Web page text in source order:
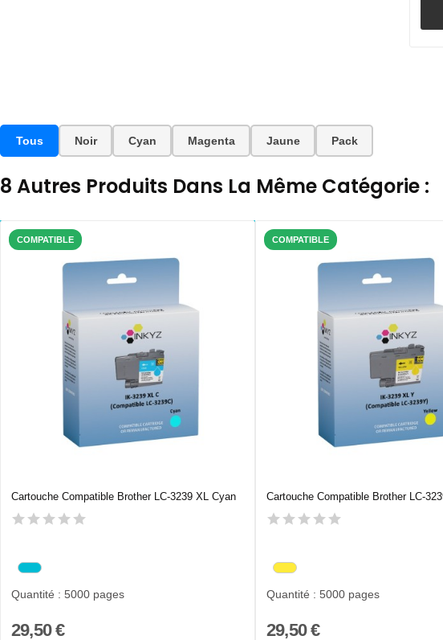
Tous Noir Cyan Magenta Jaune Pack
8 Autres Produits Dans La Même Catégorie :
COMPATIBLE
Cartouche Compatible Brother LC-3239 XL Cyan
Quantité : 5000 pages
29,50 €
COMPATIBLE
Cartouche Compatible Brother LC-
Quantité : 5000 pages
29,50 €